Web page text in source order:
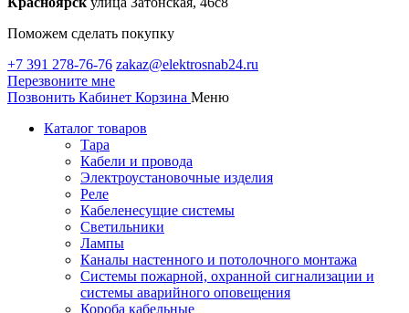
Поможем сделать покупку
+7 391 278-76-76 zakaz@elektrosnab24.ru
Перезвоните мне
Позвонить Кабинет Корзина Меню
Каталог товаров
Тара
Кабели и провода
Электроустановочные изделия
Реле
Кабеленесущие системы
Светильники
Лампы
Каналы настенного и потолочного монтажа
Системы пожарной, охранной сигнализации и
системы аварийного оповещения
Короба кабельные